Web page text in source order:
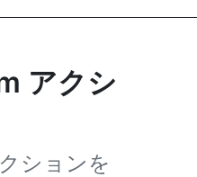
アクシ
ションを